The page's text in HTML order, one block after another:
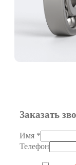
Заказать
Имя *
Телефон